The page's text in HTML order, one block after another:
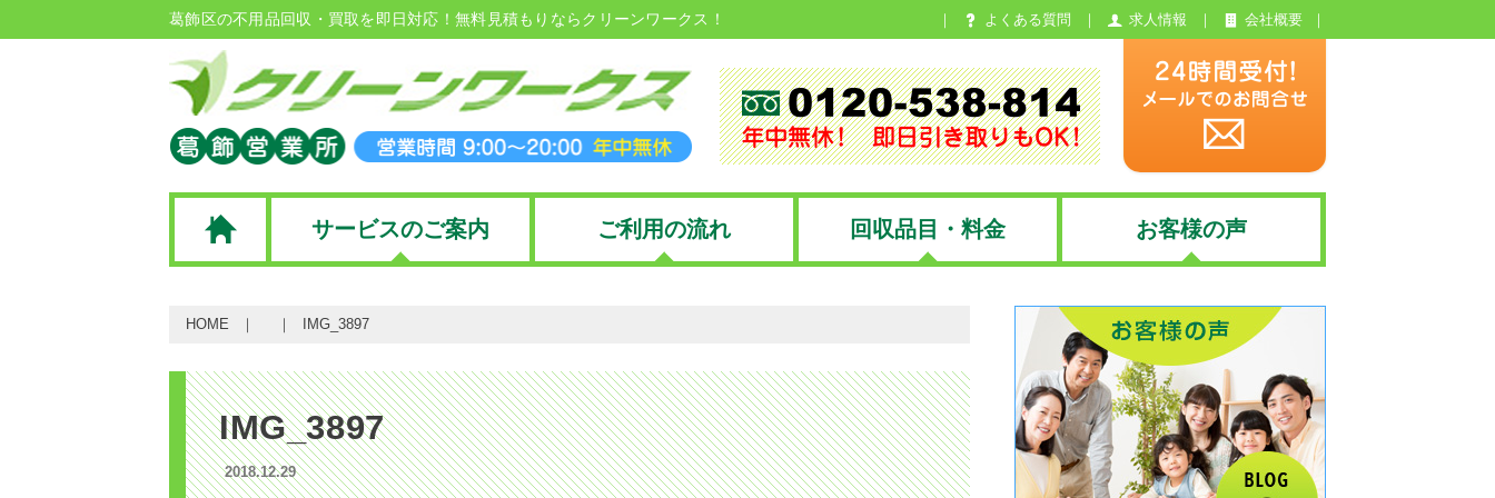
葛飾区の不用品回収・買取を即日対応！無料見積もりならクリーンワークス！ よくある質問 求人情報 会社概要
サービスのご案内 ご利用の流れ 回収品目・料金 お客様の声
HOME IMG_3897
IMG_3897
2018.12.29